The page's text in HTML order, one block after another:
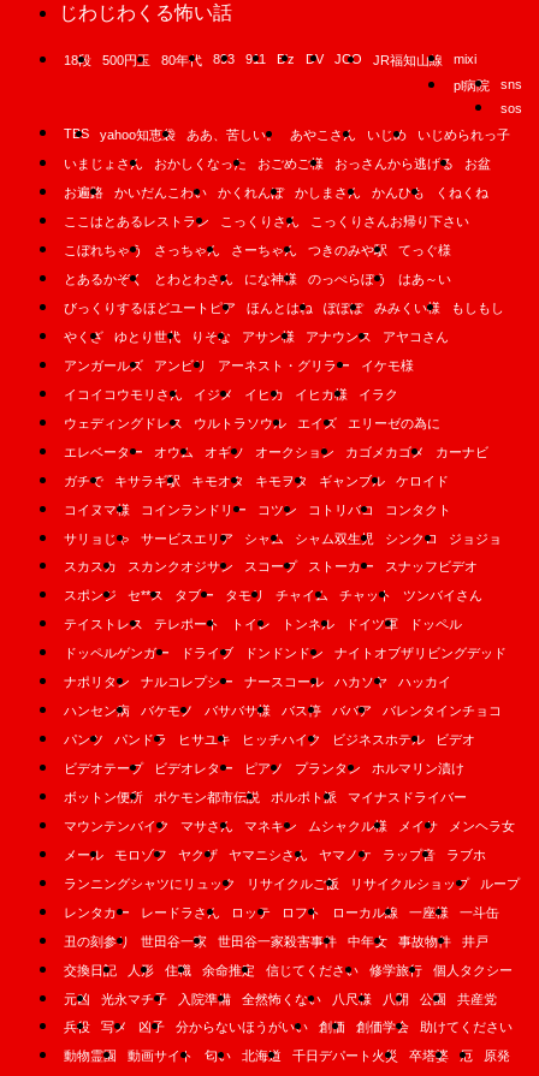
じわじわくる怖い話
18段 500円玉 80年代 893 911 B'z DV JCO JR福知山線
mixi
pl病院
sns
sos
TBS
yahoo知恵袋 ああ、苦しい。 あやこさん いじめ
いじめられっ子
いまじょさん
おかしくなった おごめご様 おっさんから逃げる
お盆
お遍路
かいだんこわい かくれんぼ かしまさん かんひも
くねくね
ここはとあるレストラン
こっくりさん
こっくりさんお帰り下さい
こぼれちゃう
さっちゃん さーちゃん つきのみや駅
てっぐ様
とあるかぞく
とわとわさん にな神様 のっぺらぼう
はあ～い
びっくりするほどユートピア
ほんとはね ぽぽぽ みみくい様
もしもし
やくざ
ゆとり世代 りそな アサン様 アナウンス
アヤコさん
アンガールズ
アンビリ アーネスト・グリラー
イケモ様
イコイコウモリさん
イジメ イヒカ イヒカ様
イラク
ウェディングドレス
ウルトラソウル エイズ
エリーゼの為に
エレベーター
オウム オギソ オークション カゴメカゴメ
カーナビ
ガチで
キサラギ駅 キモオタ キモヲタ ギャンブル
ケロイド
コイヌマ様
コインランドリー コツン コトリバコ
コンタクト
サリョじゃ
サービスエリア シャム シャム双生児 シンクロ
ジョジョ
スカスカ
スカンクオジサン スコープ ストーカー
スナッフビデオ
スポンジ
セ**ス タブー タモリ チャイム チャット
ツンバイさん
テイストレス
テレポート トイレ トンネル ドイツ軍
ドッペル
ドッペルゲンガー
ドライブ ドンドンドン
ナイトオブザリビングデッド
ナポリタン
ナルコレプシー ナースコール ハカソヤ
ハッカイ
ハンセン病
バケモノ バサバサ様 バス停 ババア
バレンタインチョコ
パンツ
パンドラ ヒサユキ ヒッチハイク ビジネスホテル
ビデオ
ビデオテープ
ビデオレター ピアノ プランタン
ホルマリン漬け
ボットン便所
ポケモン都市伝説 ポルポト派
マイナスドライバー
マウンテンバイク
マサさん マネキン ムシャクル様 メイサ
メンヘラ女
メール
モロゾフ ヤクザ ヤマニシさん ヤマノケ ラップ音
ラブホ
ランニングシャツにリュック
リサイクルご飯 リサイクルショップ
ループ
レンタカー
レードラさん ロッテ ロフト ローカル線 一座様
一斗缶
丑の刻参り
世田谷一家 世田谷一家殺害事件 中年女 事故物件
井戸
交換日記
人形 住職 余命推定 信じてください 修学旅行
個人タクシー
元凶
光永マチ子 入院準備 全然怖くない 八尺様 八開 公園
共産党
兵役
写メ 凶子 分からないほうがいい 創価 創価学会
助けてください
動物霊園
動画サイト 匂い 北海道 千日デパート火災 卒塔婆 厄
原発